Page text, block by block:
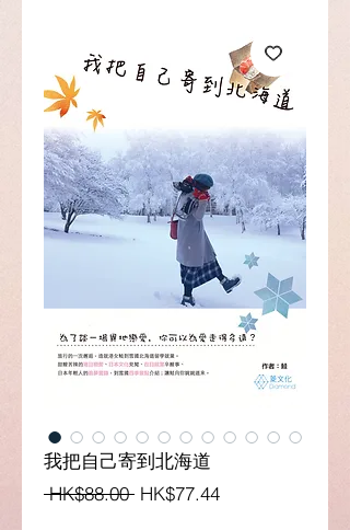
我把自己寄到北海道
HK$88.00 一HK$77.44促